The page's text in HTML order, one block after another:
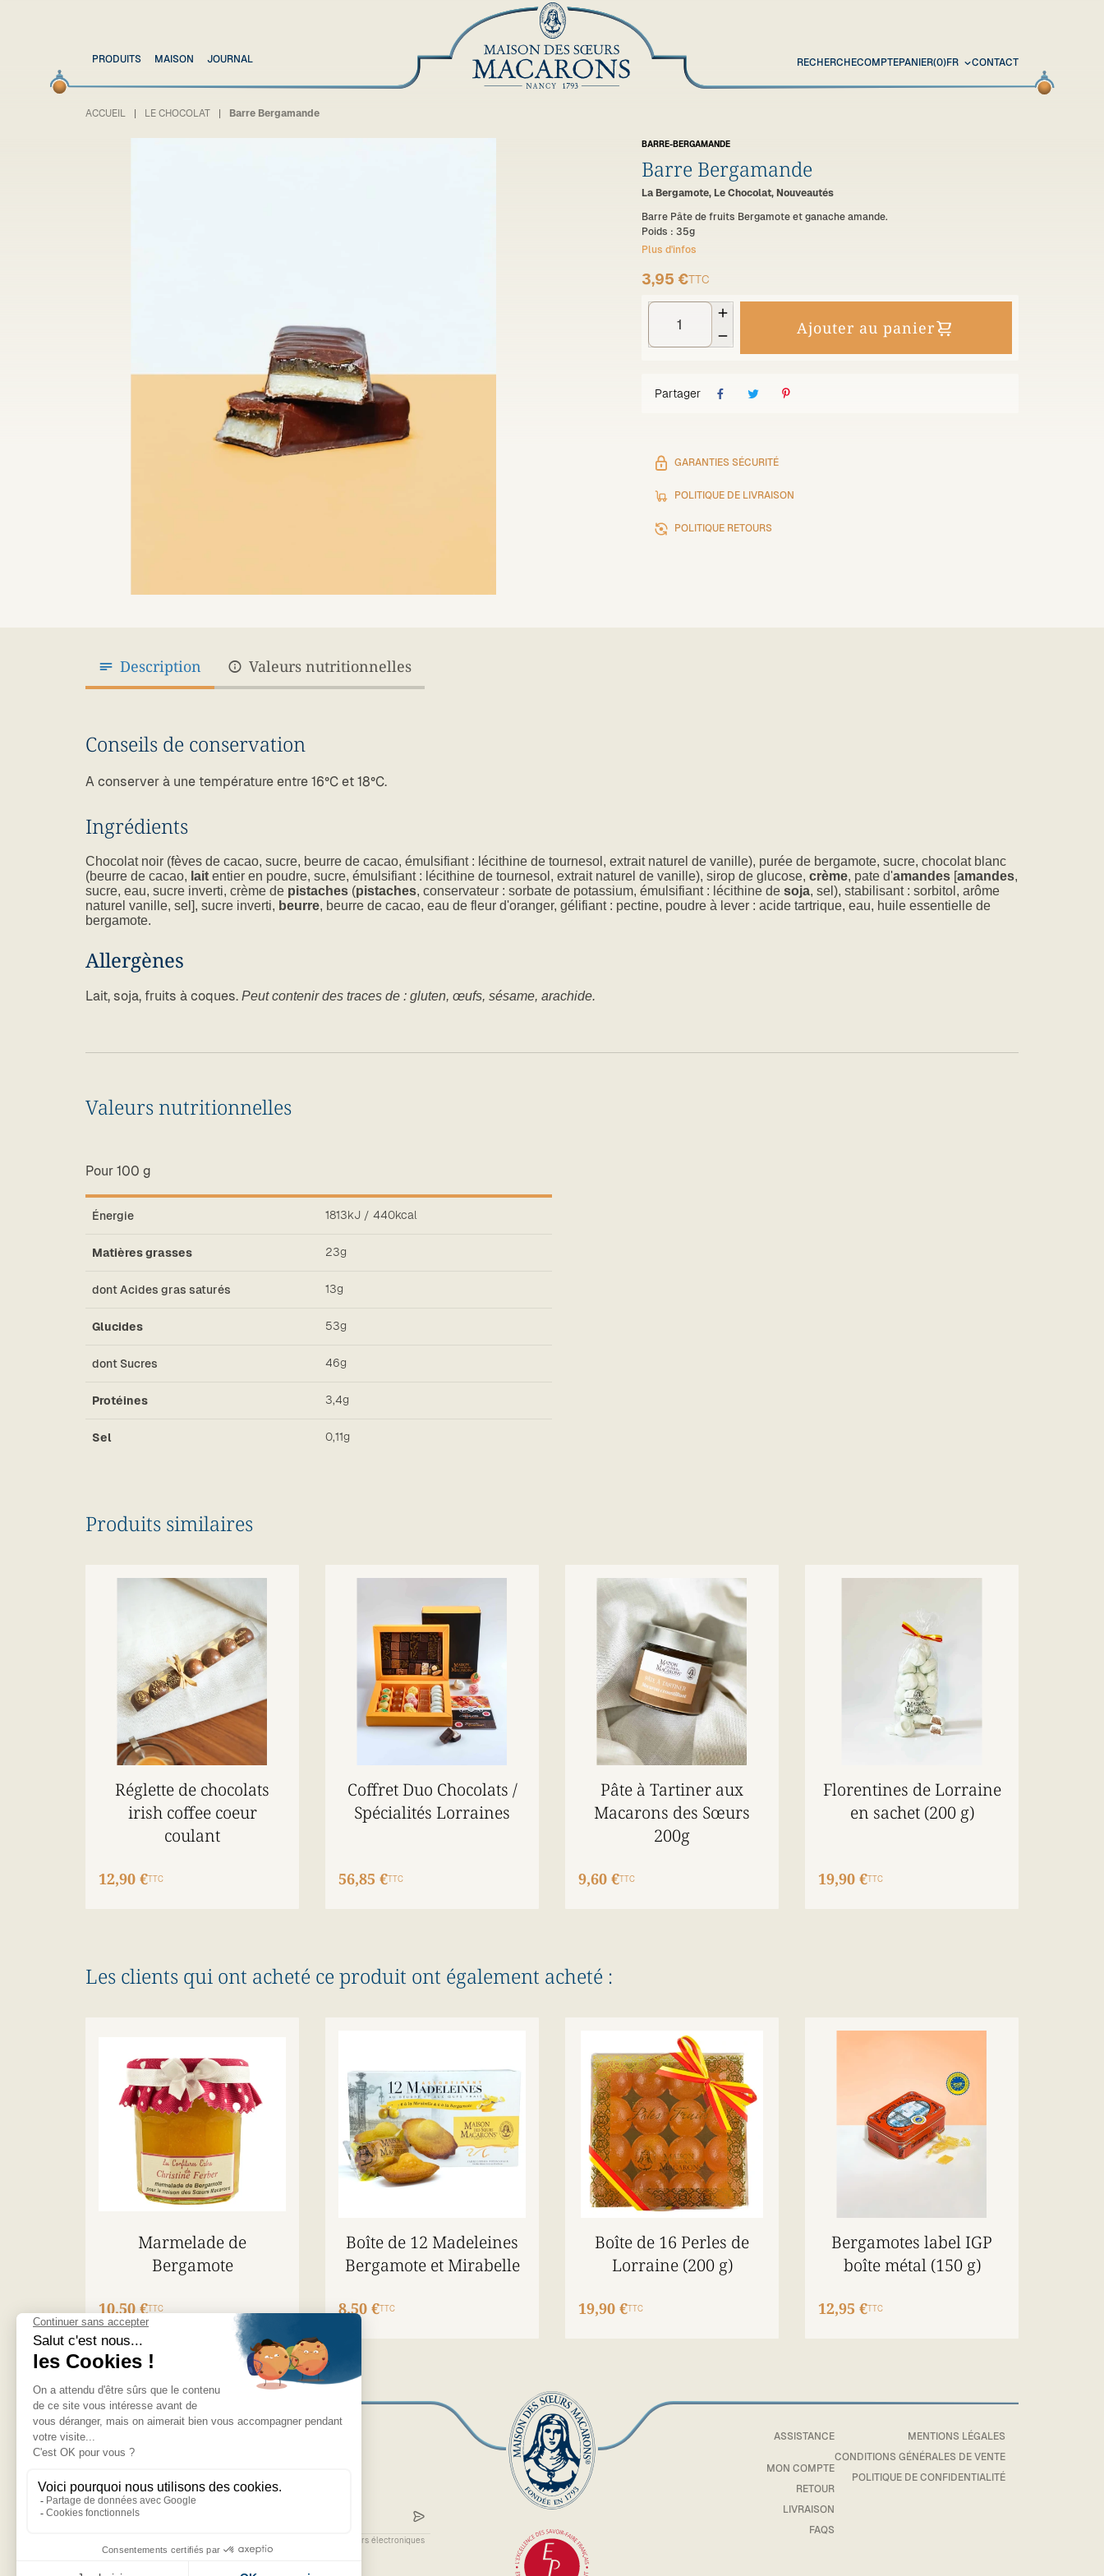
PRODUITS MAISON JOURNAL RECHERCHECOMPTEPANIER(0)FR CONTACT
ACCUEIL LE CHOCOLAT Barre Bergamande
BARRE-BERGAMANDE
Barre Bergamande
La Bergamote, Le Chocolat, Nouveautés
Barre Pâte de fruits Bergamote et ganache amande.
Poids : 35g
Plus d'infos
3,95 €TTC


Ajouter au panier
Partager
GARANTIES SÉCURITÉ
POLITIQUE DE LIVRAISON
POLITIQUE RETOURS
Description Valeurs nutritionnelles
Conseils de conservation
A conserver à une température entre 16°C et 18°C.
Ingrédients
Chocolat noir (fèves de cacao, sucre, beurre de cacao, émulsifiant : lécithine de tournesol, extrait naturel de vanille), purée de bergamote, sucre, chocolat blanc
(beurre de cacao, lait entier en poudre, sucre, émulsifiant : lécithine de tournesol, extrait naturel de vanille), sirop de glucose, crème, pate d'amandes [amandes,
sucre, eau, sucre inverti, crème de pistaches (pistaches, conservateur : sorbate de potassium, émulsifiant : lécithine de soja, sel), stabilisant : sorbitol, arôme
naturel vanille, sel], sucre inverti, beurre, beurre de cacao, eau de fleur d'oranger, gélifiant : pectine, poudre à lever : acide tartrique, eau, huile essentielle de
bergamote.
Allergènes
Lait, soja, fruits à coques. Peut contenir des traces de : gluten, œufs, sésame, arachide.
Valeurs nutritionnelles
Pour 100 g
Énergie 1813kJ / 440kcal
Matières grasses 23g
dont Acides gras saturés 13g
Glucides 53g
dont Sucres 46g
Protéines 3,4g
Sel 0,11g
Produits similaires
Réglette de chocolats
irish coffee coeur
coulant
12,90 €TTC
Coffret Duo Chocolats /
Spécialités Lorraines
56,85 €TTC
Pâte à Tartiner aux
Macarons des Sœurs
200g
9,60 €TTC
Florentines de Lorraine
en sachet (200 g)
19,90 €TTC
Les clients qui ont acheté ce produit ont également acheté :
Marmelade de
Bergamote
10,50 €TTC
Boîte de 12 Madeleines
Bergamote et Mirabelle
8,50 €TTC
Boîte de 16 Perles de
Lorraine (200 g)
19,90 €TTC
Bergamotes label IGP
boîte métal (150 g)
12,95 €TTC
LE MACARON
LA BERGAMOTE
LE CHOCOLAT
NEWSLETTER
J’accepte de recevoir des courriers électroniques
promotionnels.
ASSISTANCE
MON COMPTE
RETOUR
LIVRAISON
FAQS
MENTIONS LÉGALES
CONDITIONS GÉNÉRALES DE VENTE
POLITIQUE DE CONFIDENTIALITÉ